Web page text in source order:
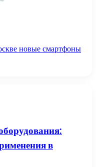
новые смартфоны
в